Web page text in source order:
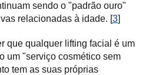
sendo o "padrão ouro"
relacionadas à idade. [3]
que qualquer lifting facial é um
um "serviço cosmético sem
tem as suas próprias